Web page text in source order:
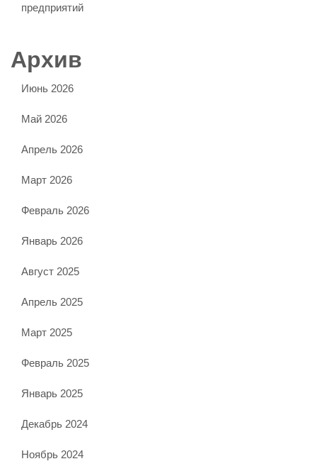
предприятий
Архив
Июнь 2026
Май 2026
Апрель 2026
Март 2026
Февраль 2026
Январь 2026
Август 2025
Апрель 2025
Март 2025
Февраль 2025
Январь 2025
Декабрь 2024
Ноябрь 2024